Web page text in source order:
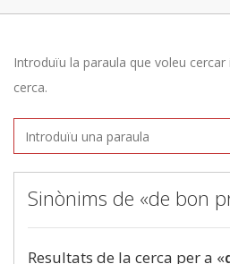
Introduïu la paraula que voleu
cerca.
Sinònims de «de bon
Resultats de la cerca per a «